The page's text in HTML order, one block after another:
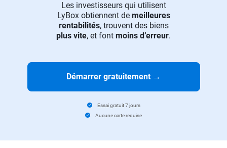
Les investisseurs qui utilisent
LyBox obtiennent de meilleures
rentabilités, trouvent des biens
plus vite, et font moins d’erreur.
Démarrer gratuitement →
Essai gratuit 7 jours
Aucune carte requise